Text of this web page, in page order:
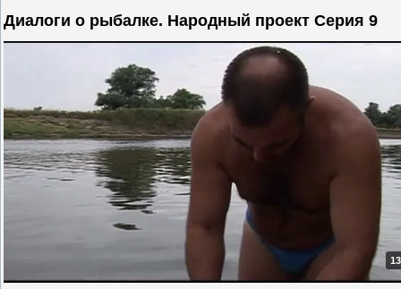
Диалоги о рыбалке. Народный проект Серия 9